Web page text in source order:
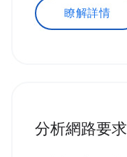
瞭解詳情
分析網路要求